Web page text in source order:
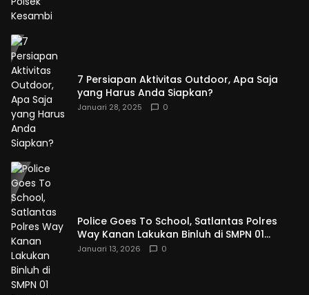
7 Persiapan Aktivitas Outdoor, Apa Saja
yang Harus Anda Siapkan?
Januari 28, 2025 0
Police Goes To School, Satlantas Polres
Way Kanan Lakukan Binluh di SMPN 01
Baradatu
Januari 13, 2026 0